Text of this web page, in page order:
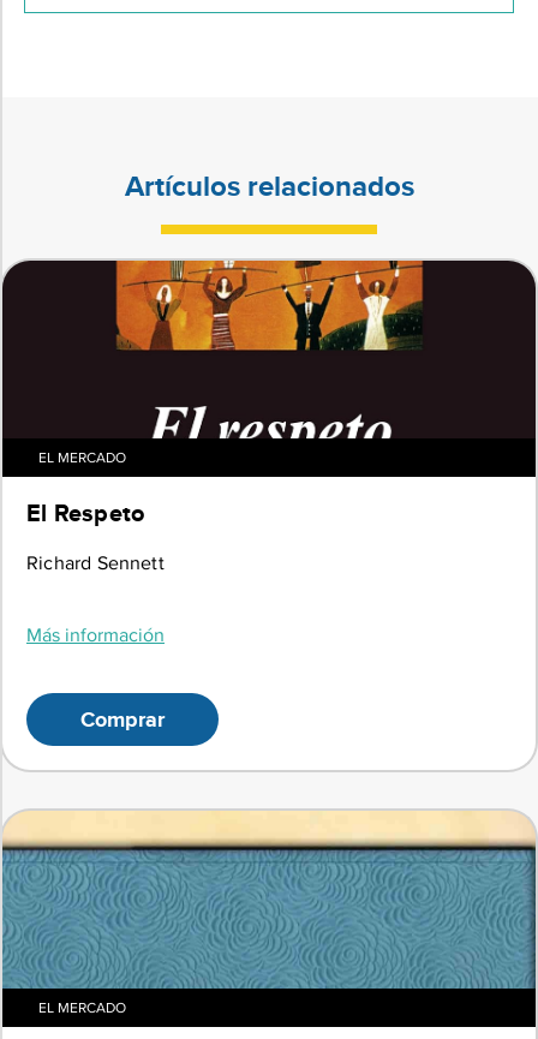
Artículos relacionados
EL MERCADO
El Respeto
Richard Sennett
Más información
Comprar
EL MERCADO